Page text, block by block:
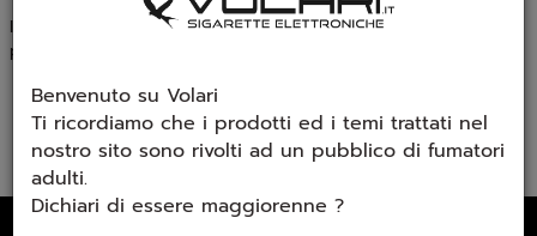
In questa categoria sono disponibili gli aromi scomposti
prodotti da Lop in formato mini shot 10ml.
Benvenuto su Volari
Ti ricordiamo che i prodotti ed i temi trattati nel
nostro sito sono rivolti ad un pubblico di fumatori
adulti.
Dichiari di essere maggiorenne ?